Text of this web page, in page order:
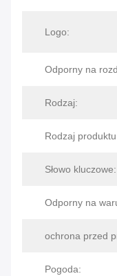
Logo:
Odporny na
Rodzaj:
Rodzaj
Słowo kluczowe:
Odporny na
ochrona przed
Pogoda: